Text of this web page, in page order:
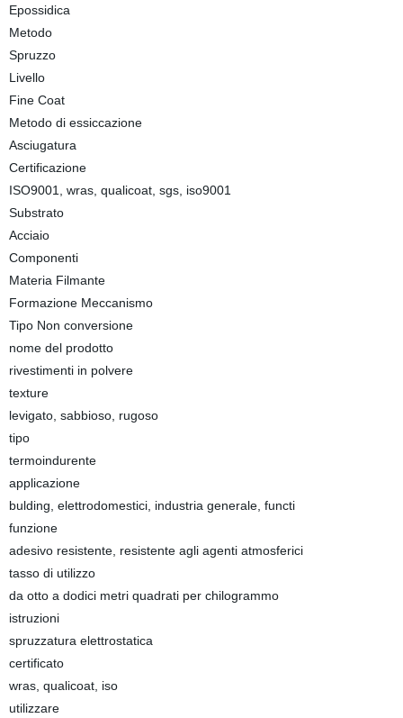
Epossidica
Metodo
Spruzzo
Livello
Fine Coat
Metodo di essiccazione
Asciugatura
Certificazione
ISO9001, wras, qualicoat, sgs, iso9001
Substrato
Acciaio
Componenti
Materia Filmante
Formazione Meccanismo
Tipo Non conversione
nome del prodotto
rivestimenti in polvere
texture
levigato, sabbioso, rugoso
tipo
termoindurente
applicazione
bulding, elettrodomestici, industria generale, functi
funzione
adesivo resistente, resistente agli agenti atmosferici
tasso di utilizzo
da otto a dodici metri quadrati per chilogrammo
istruzioni
spruzzatura elettrostatica
certificato
wras, qualicoat, iso
utilizzare